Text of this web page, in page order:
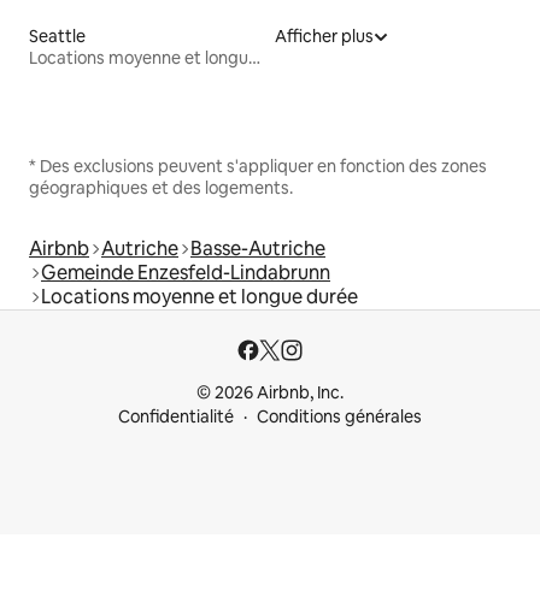
Seattle
Locations moyenne et longue durée
Afficher plus
* Des exclusions peuvent s'appliquer en fonction des zones
géographiques et des logements.
Airbnb Autriche Basse-Autriche
Gemeinde Enzesfeld-Lindabrunn
Locations moyenne et longue durée
© 2026 Airbnb, Inc.
Confidentialité
Conditions générales